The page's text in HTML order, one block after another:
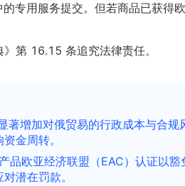
专用服务提交。但若商品已获得
第 16.15 条追究法律责任。
著增加对俄贸易的行政成本与合规
金周转。
品欧亚经济联盟（EAC）认证以豁
潜在罚款。